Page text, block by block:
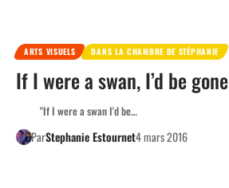
ARTS VISUELS DANS LA CHAMBRE DE STÉPHANIE
If I were a swan, I’d be gone
"If I were a swan I'd be…
ParStephanie Estournet4 mars 2016